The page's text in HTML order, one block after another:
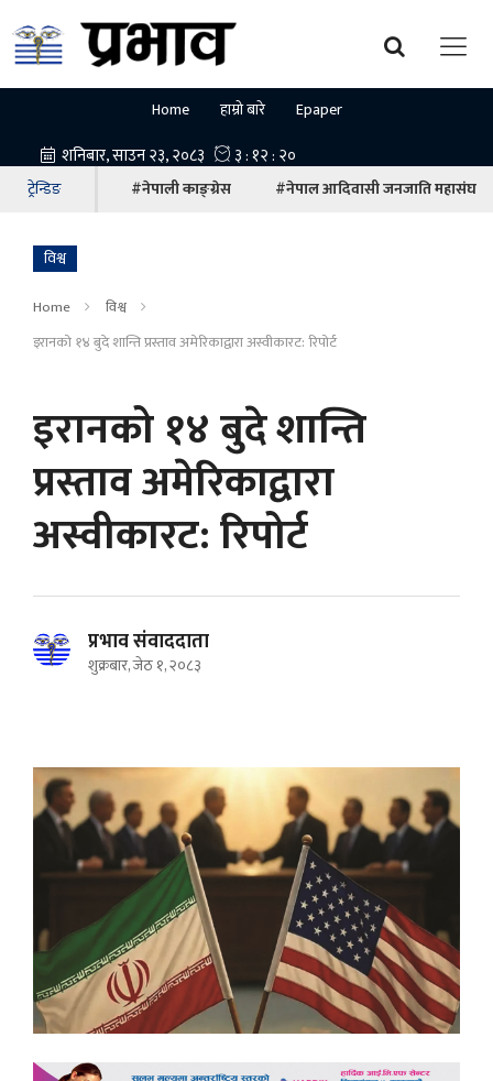
Home हाम्रो बारे Epaper
ट्रेन्डिङ #नेपाली काङ्ग्रेस #नेपाल आदिवासी जनजाति महासंघ
विश्व
Home
विश्व
इरानको १४ बुदे शान्ति प्रस्ताव अमेरिकाद्वारा अस्वीकारट: रिपोर्ट
इरानको १४ बुदे शान्ति
प्रस्ताव अमेरिकाद्वारा
अस्वीकारट: रिपोर्ट
प्रभाव संवाददाता
शुक्रबार, जेठ १, २०८३